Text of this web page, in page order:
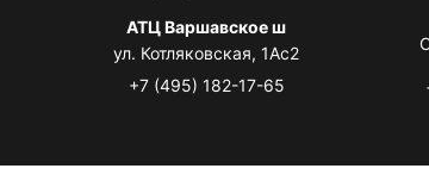
АТЦ Варшавское ш
ул. Котляковская, 1Ас2
+7 (495) 182-17-65